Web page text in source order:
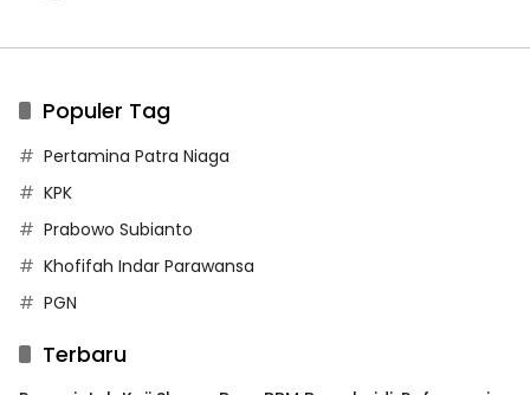
Populer Tag
Pertamina Patra Niaga
KPK
Prabowo Subianto
Khofifah Indar Parawansa
PGN
Terbaru